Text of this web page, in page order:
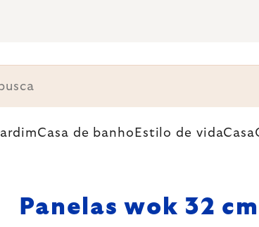
JardimCasa de banho Estilo de vidaCasa
Panelas wok 32 cm